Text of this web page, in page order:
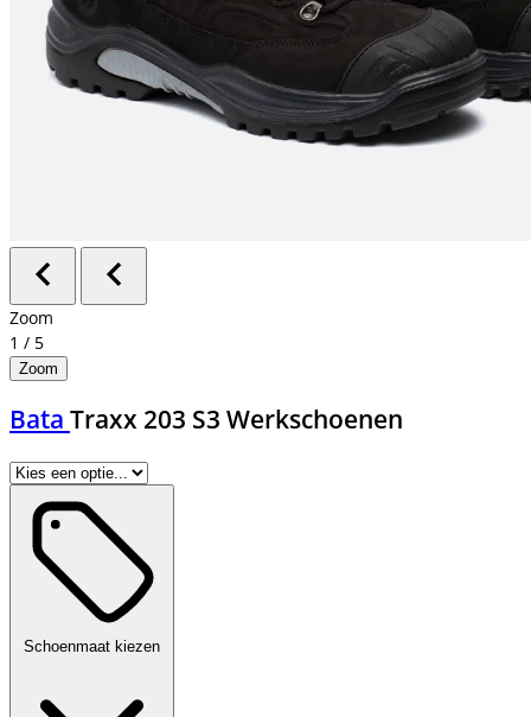
Zoom
1 / 5
Zoom
Bata Traxx 203 S3 Werkschoenen
Schoenmaat kiezen